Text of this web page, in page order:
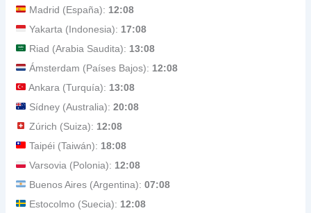
Madrid (España): 12:08
Yakarta (Indonesia): 17:08
Riad (Arabia Saudita): 13:08
Ámsterdam (Países Bajos): 12:08
Ankara (Turquía): 13:08
Sídney (Australia):20:08
Zúrich (Suiza): 12:08
Taipéi (Taiwán): 18:08
Varsovia (Polonia): 12:08
Buenos Aires (Argentina):07:08
Estocolmo (Suecia): 12:08